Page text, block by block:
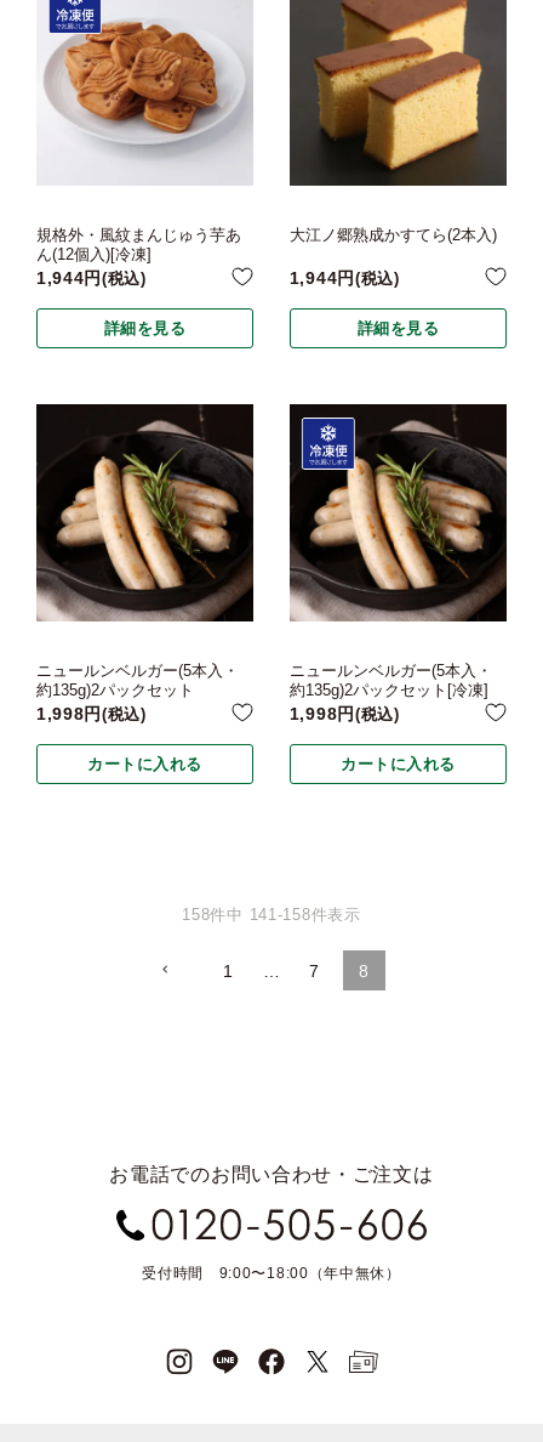
規格外・風紋まんじゅう芋あ
ん(12個入)[冷凍]
1,944 税込
詳細を見る
大江ノ郷熟成かすてら(2本入)
1,944 税込
詳細を見る
ニュールンベルガー(5本入・
約135g)2パックセット
1,998 税込
カートに入れる
ニュールンベルガー(5本入・
約135g)2パックセット[冷凍]
1,998 税込
カートに入れる
158件中 141-158件表示
1 7 8
お電話でのお問い合わせ・ご注文は
受付時間 9:00〜18:00（年中無休）